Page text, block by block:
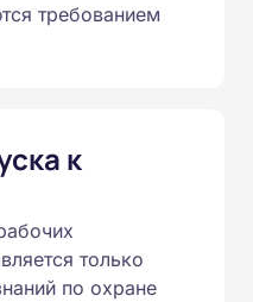
требованием
к
только
по охране